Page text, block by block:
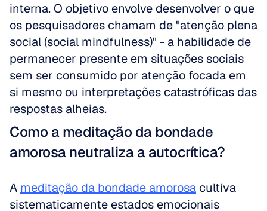
interna. O objetivo envolve desenvolver o que
os pesquisadores chamam de "atenção plena
social (social mindfulness)" - a habilidade de
permanecer presente em situações sociais
sem ser consumido por atenção focada em
si mesmo ou interpretações catastróficas das
respostas alheias.
Como a meditação da bondade
amorosa neutraliza a autocrítica?
A meditação da bondade amorosa cultiva
sistematicamente estados emocionais